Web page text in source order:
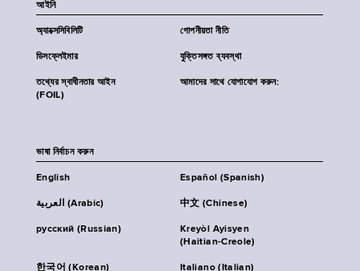
আইনি
অ্যাক্সেসিবিলিটি গোপনীয়তা নীতি
ডিসক্লেইমার যুক্তিসঙ্গত ব্যবস্থা
তথ্যের স্বাধীনতার আইন
(FOIL)
আমাদের সাথে যোগাযোগ করুন:
ভাষা নির্বাচন করুন
English Español (Spanish)
العربية (Arabic) 中文 (Chinese)
русский (Russian)
Kreyòl Ayisyen
(Haitian-Creole)
한국어 (Korean) Italiano (Italian)